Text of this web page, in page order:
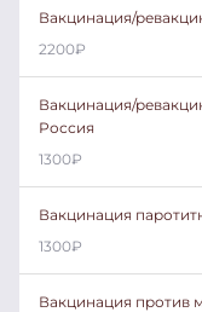
Вакцинация/
2200₽
Вакцинация/
Россия
1300₽
Вакцинация
1300₽
Вакцинация против